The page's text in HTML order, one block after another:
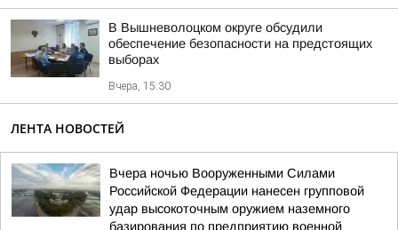
В Вышневолоцком округе обсудили
обеспечение безопасности на предстоящих
выборах
Вчера, 15:30
ЛЕНТА НОВОСТЕЙ
Вчера ночью Вооруженными Силами
Российской Федерации нанесен групповой
удар высокоточным оружием наземного
базирования по предприятию военной